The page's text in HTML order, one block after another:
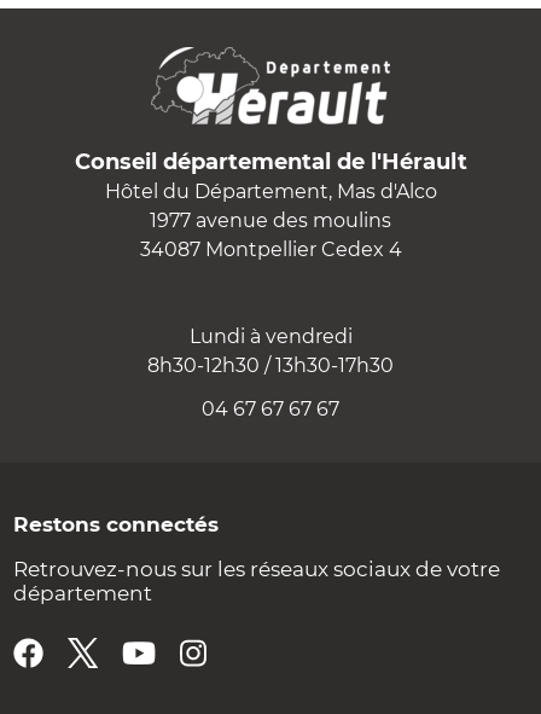
Conseil départemental de l'Hérault
Hôtel du Département, Mas d'Alco
1977 avenue des moulins
34087 Montpellier Cedex 4
Lundi à vendredi
8h30-12h30 / 13h30-17h30
04 67 67 67 67
Restons connectés
Retrouvez-nous sur les réseaux sociaux de votre
département